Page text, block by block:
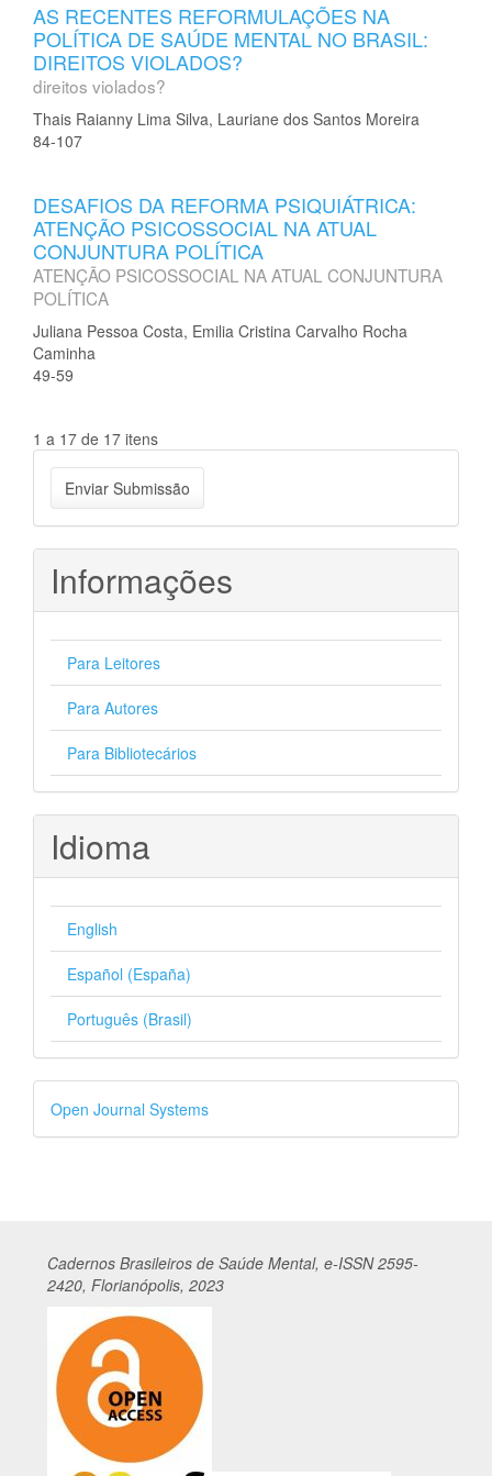
AS RECENTES REFORMULAÇÕES NA
POLÍTICA DE SAÚDE MENTAL NO BRASIL:
DIREITOS VIOLADOS?
direitos violados?
Thais Raianny Lima Silva, Lauriane dos Santos Moreira
84-107
DESAFIOS DA REFORMA PSIQUIÁTRICA:
ATENÇÃO PSICOSSOCIAL NA ATUAL
CONJUNTURA POLÍTICA
ATENÇÃO PSICOSSOCIAL NA ATUAL CONJUNTURA
POLÍTICA
Juliana Pessoa Costa, Emilia Cristina Carvalho Rocha
Caminha
49-59
1 a 17 de 17 itens
Enviar
Submissão
Enviar Submissão
Informações
Para Leitores
Para Autores
Para Bibliotecários
Idioma
English
Español (España)
Português (Brasil)
Desenvolvido
por
Open Journal Systems
Cadernos Brasileiros de Saúde Mental, e-ISSN 2595-
2420, Florianópolis, 2023